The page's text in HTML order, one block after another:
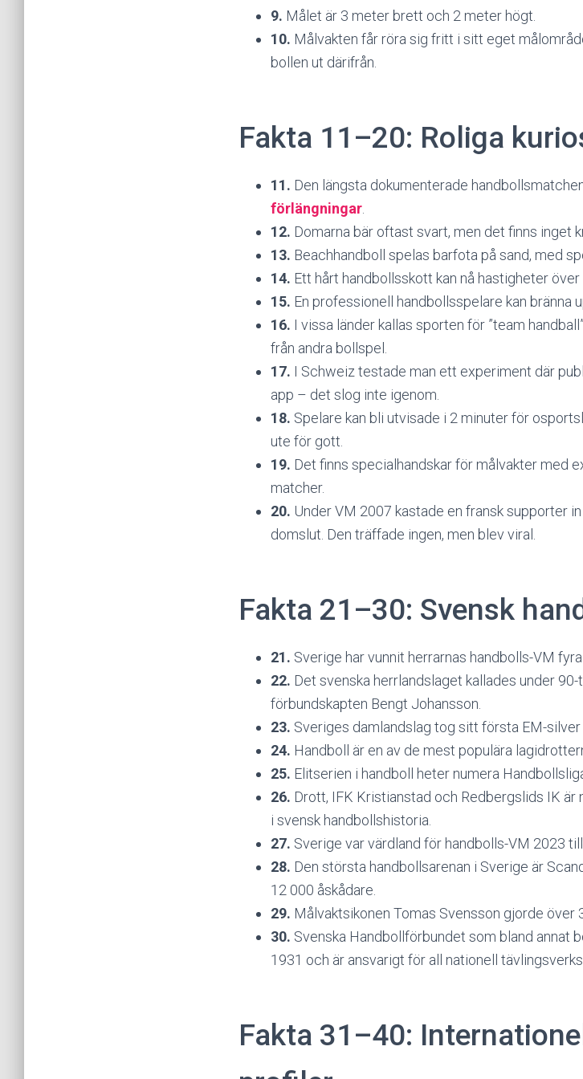
9. Målet är 3 meter brett och 2 meter högt.
10. Målvakten får röra sig fritt i sitt eget
bollen ut därifrån.
Fakta 11–20: Roliga
11. Den längsta dokumenterade
förlängningar
12. Domarna bär oftast svart, men det finns inget
13. Beachhandboll spelas barfota på sand, med
14. Ett hårt handbollsskott kan nå hastigheter över
15. En professionell handbollsspelare kan bränna
16. I vissa länder kallas sporten för ”team
från andra bollspel.
17. I Schweiz testade man ett experiment där
app – det slog inte igenom.
18. Spelare kan bli utvisade i 2 minuter för
ute för gott.
19. Det finns specialhandskar för målvakter med
matcher.
20. Under VM 2007 kastade en fransk supporter
domslut. Den träffade ingen, men blev viral.
Fakta 21–30: Svensk
21. Sverige har vunnit herrarnas handbolls-VM
22. Det svenska herrlandslaget kallades under
förbundskapten Bengt Johansson.
23. Sveriges damlandslag tog sitt första EM-
24. Handboll är en av de mest populära
25. Elitserien i handboll heter numera
26. Drott, IFK Kristianstad och Redbergslids IK är
i svensk handbollshistoria.
27. Sverige var värdland för handbolls-VM 2023
28. Den största handbollsarenan i Sverige är
12 000 åskådare.
29. Målvaktsikonen Tomas Svensson gjorde över
30. Svenska Handbollförbundet som bland annat
1931 och är ansvarigt för all nationell
Fakta 31–40: